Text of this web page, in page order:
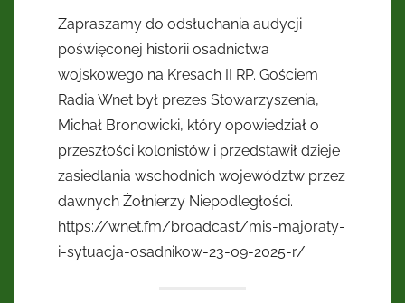
Kresów
Wschodnich
Zapraszamy do odsłuchania audycji
poświęconej historii osadnictwa
wojskowego na Kresach II RP. Gościem
Radia Wnet był prezes Stowarzyszenia,
Michał Bronowicki, który opowiedział o
przeszłości kolonistów i przedstawił dzieje
zasiedlania wschodnich województw przez
dawnych Żołnierzy Niepodległości.
https://wnet.fm/broadcast/mis-majoraty-
i-sytuacja-osadnikow-23-09-2025-r/